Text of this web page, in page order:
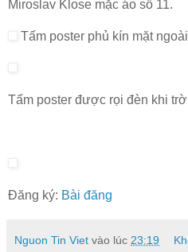
Miroslav Klose mặc áo số 11.
Tấm poster phủ kín mặt
Tấm poster được rọi đèn khi
Đăng ký: Bài đăng
Nguon Tin Viet vào lúc 23:19